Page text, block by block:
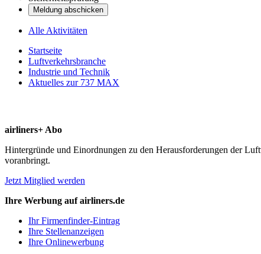
Meldung abschicken
Alle Aktivitäten
Startseite
Luftverkehrsbranche
Industrie und Technik
Aktuelles zur 737 MAX
airliners+ Abo
Hintergründe und Einordnungen zu den Herausforderungen der
voranbringt.
Jetzt Mitglied werden
Ihre Werbung auf airliners.de
Ihr Firmenfinder-Eintrag
Ihre Stellenanzeigen
Ihre Onlinewerbung